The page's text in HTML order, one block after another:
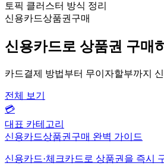
토픽 클러스터 방식 정리
신용카드상품권구매
신용카드로 상품권 구매
카드결제 방법부터 무이자할부까지
전체 보기
💳
대표 카테고리
신용카드상품권구매 완벽 가이드
신용카드·체크카드로 상품권을 즉시